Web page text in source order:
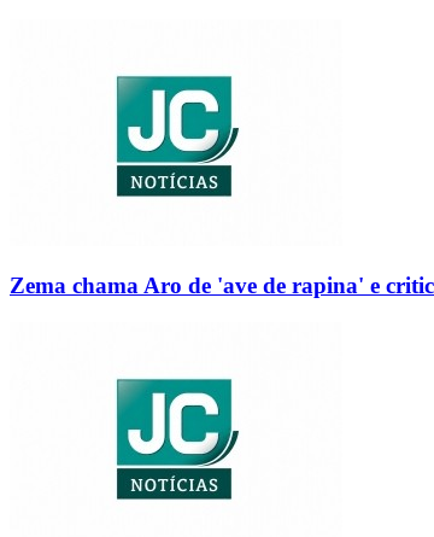
Zema chama Aro de 'ave de rapina' e